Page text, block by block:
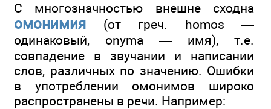
С многозначностью внешне сходна
омонимия (от греч. homos —
одинаковый, onyma — имя), т.е.
совпадение в звучании и написании
слов, различных по значению. Ошибки
в употреблении омонимов широко
распространены в речи. Например: